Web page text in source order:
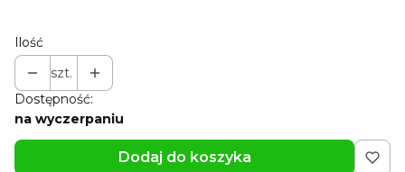
Ilość
szt.
Dostępność:
na wyczerpaniu
Dodaj do koszyka